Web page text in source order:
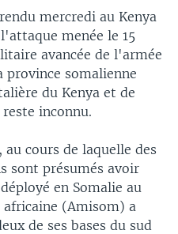
mercredi au Kenya
menée le 15
avancée de l'armée
province somalienne
du Kenya et de
inconnu.
cours de laquelle des
sont présumés avoir
en Somalie au
(Amisom) a
de ses bases du sud